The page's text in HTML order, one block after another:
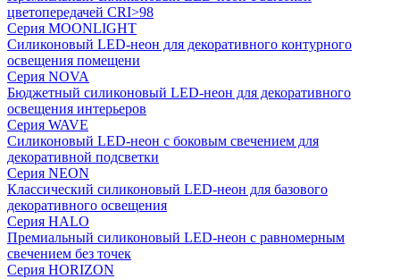
цветопередачей CRI>98
Серия MOONLIGHT
Силиконовый LED-неон для декоративного контурного
освещения помещени
Серия NOVA
Бюджетный силиконовый LED-неон для декоративного
освещения интерьеров
Серия WAVE
Силиконовый LED-неон с боковым свечением для
декоративной подсветки
Серия NEON
Классический силиконовый LED-неон для базового
декоративного освещения
Серия HALO
Премиальный силиконовый LED-неон с равномерным
свечением без точек
Серия HORIZON